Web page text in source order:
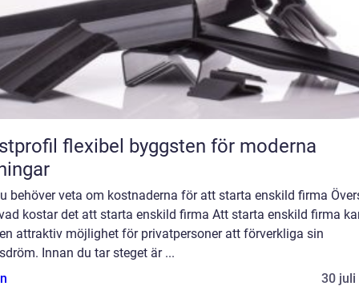
byggsten för moderna
behöver veta om kostnaderna för att starta enskild firma
kostar det att starta enskild firma Att starta enskild firma
attraktiv möjlighet för privatpersoner att förverkliga sin
Innan du tar steget är ...
30 juli